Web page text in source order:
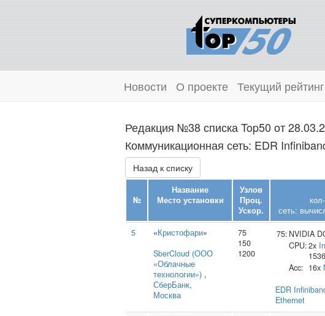
Новости О проекте Текущий рейтинг
Редакция №38 списка Top50 от
Коммуникационная сеть: EDR
Назад к списку
№
Название
Место установки
Узлов
Проц.
Ускор.
сеть:
5
«Кристофари»
SberCloud (ООО
«Облачные
технологии») ,
СберБанк,
Москва
75
150
1200
75: NVIDIA
CPU:2x
Acc: 16x
EDR
Ethernet